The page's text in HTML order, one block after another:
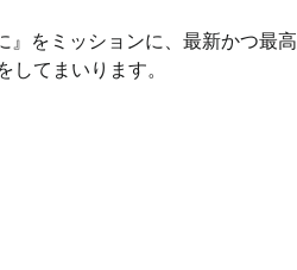
』をミッションに、最新かつ最高
してまいります。